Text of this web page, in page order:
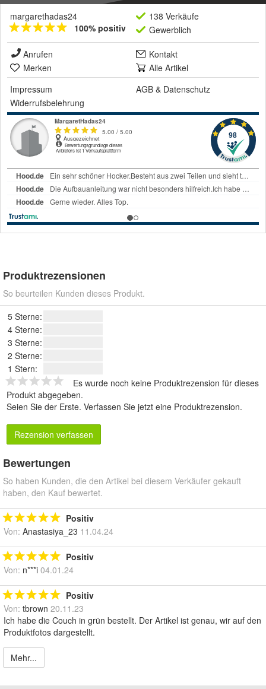
margarethadas24
100% positiv
138 Verkäufe
Gewerblich
Anrufen
Kontakt
Merken
Alle Artikel
Impressum
AGB & Datenschutz
Widerrufsbelehrung
Produktrezensionen
So beurteilen Kunden dieses Produkt.
5 Sterne:
4 Sterne:
3 Sterne:
2 Sterne:
1 Stern:
Es wurde noch keine Produktrezension für dieses
Produkt abgegeben.
Seien Sie der Erste. Verfassen Sie jetzt eine Produktrezension.
Rezension verfassen
Bewertungen
So haben Kunden, die den Artikel bei diesem Verkäufer gekauft
haben, den Kauf bewertet.
Positiv
Von: Anastasiya_23 11.04.24
Positiv
Von: n***i 04.01.24
Positiv
Von: tbrown 20.11.23
Ich habe die Couch in grün bestellt. Der Artikel ist genau, wir auf den
Produktfotos dargestellt.
Mehr...